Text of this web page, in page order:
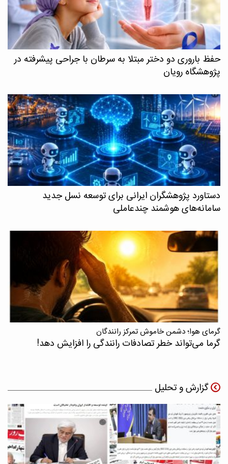
حفظ باروری دو دختر مبتلا به سرطان با جراحی پیشرفته در
پژوهشگاه رویان
دستاورد پژوهشگران ایرانی برای توسعه نسل جدید
سامانه‌های هوشمند چندعاملی
گرمای هوا؛ دشمن خاموش تمرکز رانندگان
گرما می‌تواند خطر تصادفات رانندگی را افزایش دهد!
گزارش و تحلیل